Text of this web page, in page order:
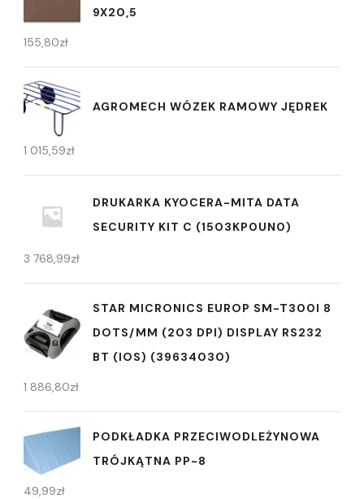
9X20,5
155,80zł
AGROMECH WÓZEK RAMOWY JĘDREK
1 015,59zł
DRUKARKA KYOCERA-MITA DATA
SECURITY KIT C (1503KP0UN0)
3 768,99zł
STAR MICRONICS EUROP SM-T300I 8
DOTS/MM (203 DPI) DISPLAY RS232
BT (IOS) (39634030)
1 886,80zł
PODKŁADKA PRZECIWODLEŻYNOWA
TRÓJKĄTNA PP-8
49,99zł